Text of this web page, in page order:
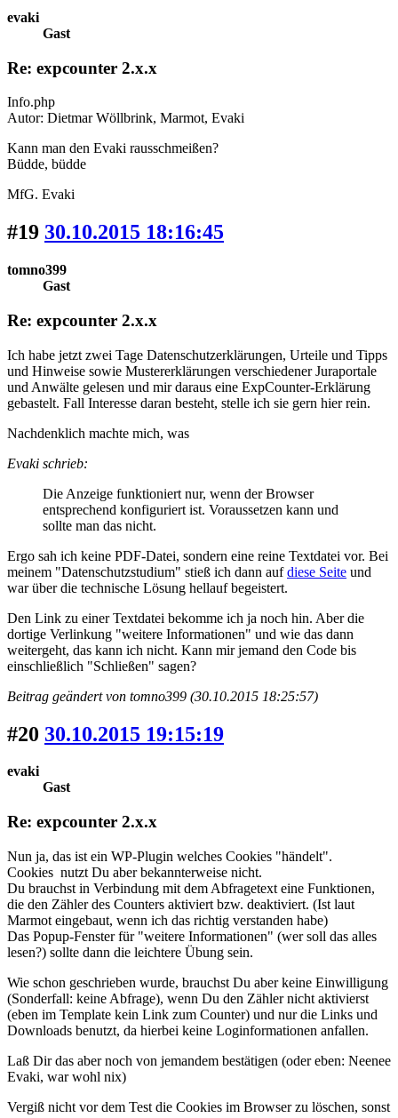
evaki
Gast
Re: expcounter 2.x.x
Info.php
Autor: Dietmar Wöllbrink, Marmot, Evaki
Kann man den Evaki rausschmeißen?
Büdde, büdde
MfG. Evaki
#19 30.10.2015 18:16:45
tomno399
Gast
Re: expcounter 2.x.x
Ich habe jetzt zwei Tage Datenschutzerklärungen, Urteile und Tipps
und Hinweise sowie Mustererklärungen verschiedener Juraportale
und Anwälte gelesen und mir daraus eine ExpCounter-Erklärung
gebastelt. Fall Interesse daran besteht, stelle ich sie gern hier rein.
Nachdenklich machte mich, was
Evaki schrieb:
Die Anzeige funktioniert nur, wenn der Browser
entsprechend konfiguriert ist. Voraussetzen kann und
sollte man das nicht.
Ergo sah ich keine PDF-Datei, sondern eine reine Textdatei vor. Bei
meinem "Datenschutzstudium" stieß ich dann aufdiese Seite und
war über die technische Lösung hellauf begeistert.
Den Link zu einer Textdatei bekomme ich ja noch hin. Aber die
dortige Verlinkung "weitere Informationen" und wie das dann
weitergeht, das kann ich nicht. Kann mir jemand den Code bis
einschließlich "Schließen" sagen?
Beitrag geändert von tomno399 (30.10.2015 18:25:57)
#20 30.10.2015 19:15:19
evaki
Gast
Re: expcounter 2.x.x
Nun ja, das ist ein WP-Plugin welches Cookies "händelt".
Cookies nutzt Du aber bekannterweise nicht.
Du brauchst in Verbindung mit dem Abfragetext eine Funktionen,
die den Zähler des Counters aktiviert bzw. deaktiviert. (Ist laut
Marmot eingebaut, wenn ich das richtig verstanden habe)
Das Popup-Fenster für "weitere Informationen" (wer soll das alles
lesen?) sollte dann die leichtere Übung sein.
Wie schon geschrieben wurde, brauchst Du aber keine Einwilligung
(Sonderfall: keine Abfrage), wenn Du den Zähler nicht aktivierst
(eben im Template kein Link zum Counter) und nur die Links und
Downloads benutzt, da hierbei keine Loginformationen anfallen.
Laß Dir das aber noch von jemandem bestätigen (oder eben: Neenee
Evaki, war wohl nix)
Vergiß nicht vor dem Test die Cookies im Browser zu löschen, sonst